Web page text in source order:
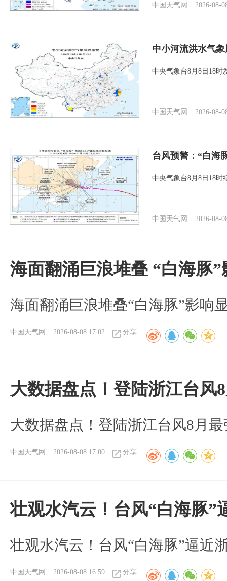
中国天气网 2026-08-
中小河流洪水气
中央气象台8月8日18时
中国天气网 2026-08-
台风预警：“白海
中央气象台8月8日18时
中国天气网 2026-08-
海面翻涌巨浪堆叠 “白海豚”
海面翻涌巨浪堆叠“白海豚”影响
中国天气网 2026-08-08 17:02 分享
大数据盘点！登陆浙江台风
大数据盘点！登陆浙江台风8月
中国天气网 2026-08-08 17:00 分享
壮观水汽云！台风“白海豚”
壮观水汽云！台风“白海豚”逼近
中国天气网 2026-08-08 16:59 分享